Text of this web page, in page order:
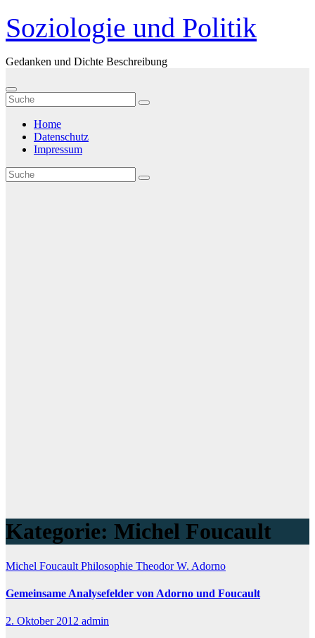
Zum
Inhalt
springen
Soziologie und Politik
Gedanken und Dichte Beschreibung
Home
Datenschutz
Impressum
Kategorie: Michel Foucault
Michel Foucault Philosophie Theodor W. Adorno
Gemeinsame Analysefelder von Adorno und Foucault
2. Oktober 2012 admin